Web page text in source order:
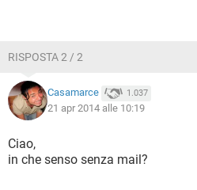
RISPOSTA 2 / 2
Casamarce 1.037
21 apr 2014 alle 10:19
Ciao,
in che senso senza mail?